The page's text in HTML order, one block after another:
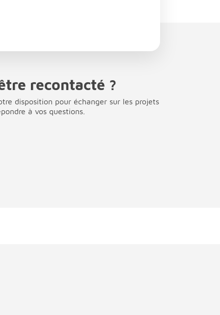
recontacté ?
disposition pour échanger sur les projets
à vos questions.